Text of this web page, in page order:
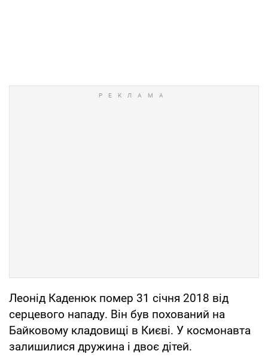
Леонід Каденюк помер 31 січня 2018 від
серцевого нападу. Він був похований на
Байковому кладовищі в Києві. У космонавта
залишилися дружина і двоє дітей.